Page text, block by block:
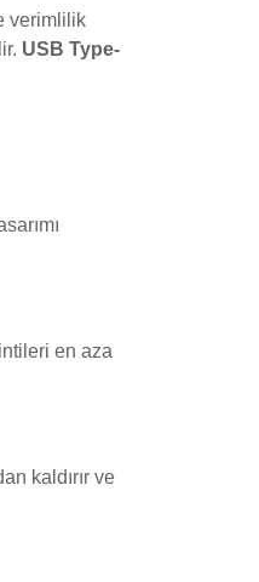
verimlilik
USB Type-
en aza
kaldırır ve